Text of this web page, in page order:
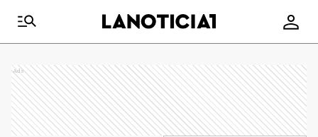
Ads